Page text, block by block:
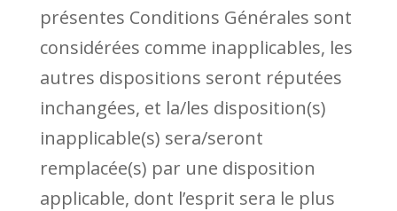
présentes Conditions Générales sont
considérées comme inapplicables, les
autres dispositions seront réputées
inchangées, et la/les disposition(s)
inapplicable(s) sera/seront
remplacée(s) par une disposition
applicable, dont l’esprit sera le plus